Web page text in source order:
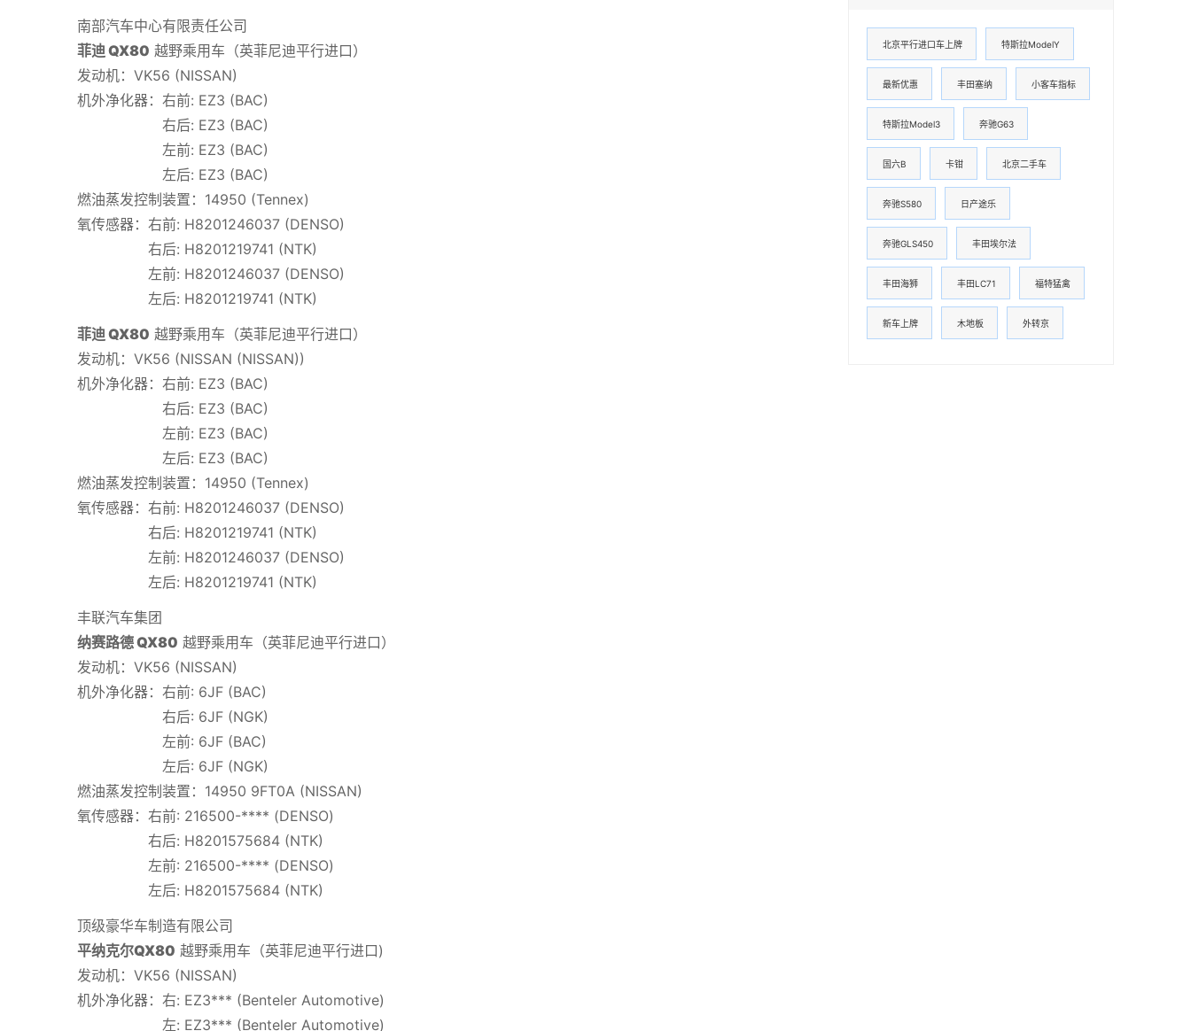
南部汽车中心有限责任公司
菲迪 QX80 越野乘用车（英菲尼迪平行进口）
发动机：VK56 (NISSAN)
机外净化器：右前: EZ3 (BAC)
右后: EZ3 (BAC)
左前: EZ3 (BAC)
左后: EZ3 (BAC)
燃油蒸发控制装置：14950 (Tennex)
氧传感器：右前: H8201246037 (DENSO)
右后: H8201219741 (NTK)
左前: H8201246037 (DENSO)
左后: H8201219741 (NTK)
菲迪 QX80 越野乘用车（英菲尼迪平行进口）
发动机：VK56 (NISSAN (NISSAN))
机外净化器：右前: EZ3 (BAC)
右后: EZ3 (BAC)
左前: EZ3 (BAC)
左后: EZ3 (BAC)
燃油蒸发控制装置：14950 (Tennex)
氧传感器：右前: H8201246037 (DENSO)
右后: H8201219741 (NTK)
左前: H8201246037 (DENSO)
左后: H8201219741 (NTK)
丰联汽车集团
纳赛路德 QX80 越野乘用车（英菲尼迪平行进口）
发动机：VK56 (NISSAN)
机外净化器：右前: 6JF (BAC)
右后: 6JF (NGK)
左前: 6JF (BAC)
左后: 6JF (NGK)
燃油蒸发控制装置：14950 9FT0A (NISSAN)
氧传感器：右前: 216500-**** (DENSO)
右后: H8201575684 (NTK)
左前: 216500-**** (DENSO)
左后: H8201575684 (NTK)
顶级豪华车制造有限公司
平纳克尔QX80 越野乘用车（英菲尼迪平行进口)
发动机：VK56 (NISSAN)
机外净化器：右: EZ3*** (Benteler Automotive)
左: EZ3*** (Benteler Automotive)
北京平行进口车上牌 特斯拉ModelY
最新优惠 丰田塞纳 小客车指标
特斯拉Model3 奔驰G63
国六B 卡钳 北京二手车
奔驰S580 日产途乐
奔驰GLS450 丰田埃尔法
丰田海狮 丰田LC71 福特猛禽
新车上牌 木地板 外转京